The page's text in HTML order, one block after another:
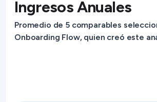
Ingresos Anuales
Promedio de 5 comparables
Onboarding Flow, quien creó este